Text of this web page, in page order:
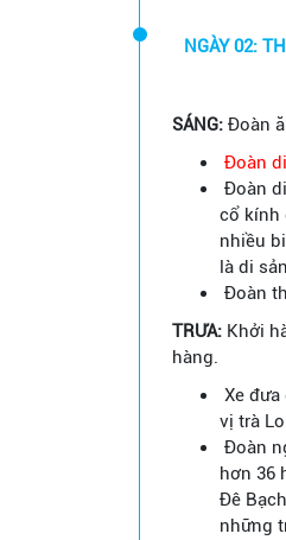
NGÀY 02:
SÁNG: Đoàn
Đoàn
Đoàn
cổ kính
nhiều
là di
Đoàn
TRƯA: Khởi
hàng.
Xe
vị trà
Đoàn
hơn 36
Đê
những